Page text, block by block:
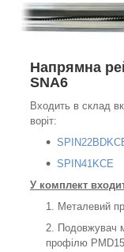
Напрямна
SNA6
Входить в склад
воріт:
SPIN41KCE
У комплект
Металевий
Подовжувач
профілю